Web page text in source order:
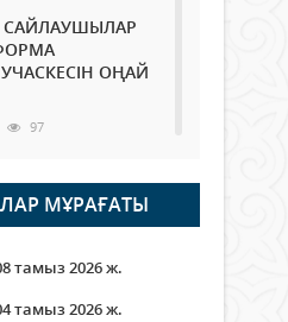
ОҢАЙ
97
облысы
20
етті
МҰРАҒАТЫ
тамыз 2026 ж.
тамыз 2026 ж.